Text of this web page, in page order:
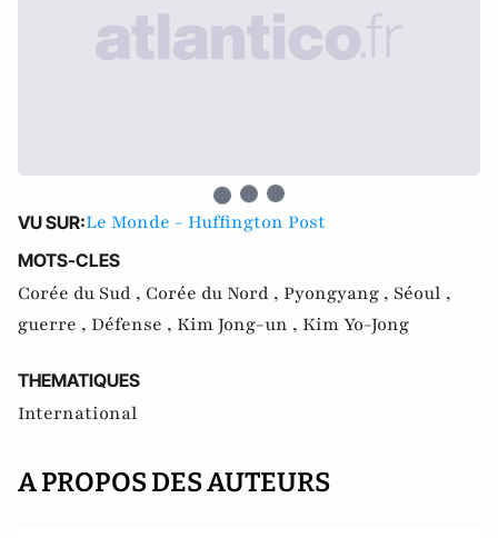
VU SUR:Le Monde - Huffington Post
MOTS-CLES
Corée du Sud , Corée du Nord , Pyongyang , Séoul ,
guerre , Défense , Kim Jong-un , Kim Yo-Jong
THEMATIQUES
International
A PROPOS DES AUTEURS